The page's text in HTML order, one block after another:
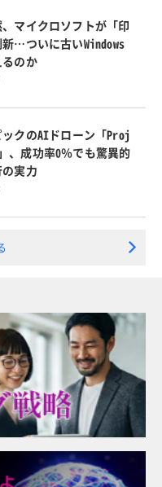
マイクロソフトが「印
…ついに古いWindows
のか
ックのAIドローン「Proj
成功率0％でも驚異的
実力